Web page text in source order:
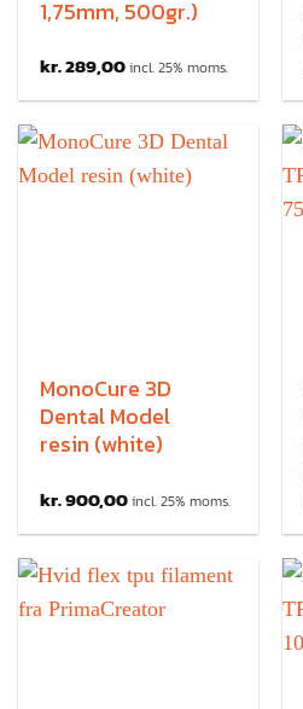
1,75mm, 500gr.)
kr.289,00incl. 25% moms.
MonoCure 3D
Dental Model
resin (white)
kr.900,00incl. 25% moms.